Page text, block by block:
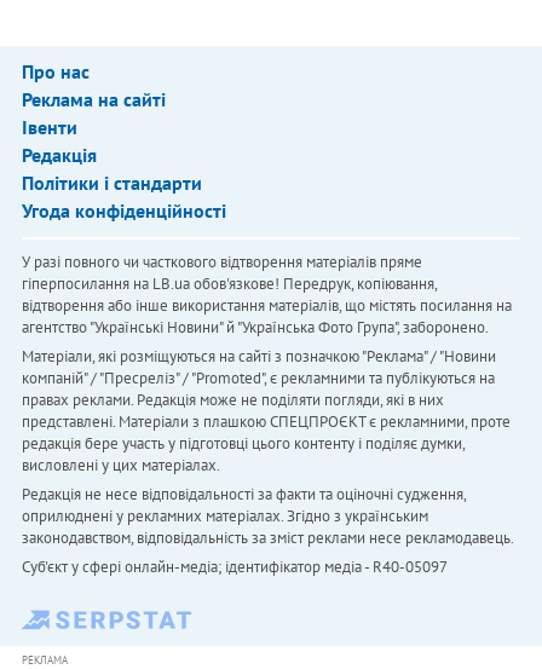
Про нас
Реклама на сайті
Івенти
Редакція
Політики і стандарти
Угода конфіденційності
У разі повного чи часткового відтворення матеріалів пряме
гіперпосилання на LB.ua обов'язкове! Передрук, копіювання,
відтворення або інше використання матеріалів, що містять посилання на
агентство "Українськi Новини" й "Українська Фото Група", заборонено.
Матеріали, які розміщуються на сайті з позначкою "Реклама" / "Новини
компаній" / "Пресреліз" / "Promoted", є рекламними та публікуються на
правах реклами. Редакція може не поділяти погляди, які в них
представлені. Матеріали з плашкою СПЕЦПРОЄКТ є рекламними, проте
редакція бере участь у підготовці цього контенту і поділяє думки,
висловлені у цих матеріалах.
Редакція не несе відповідальності за факти та оціночні судження,
оприлюднені у рекламних матеріалах. Згідно з українським
законодавством, відповідальність за зміст реклами несе рекламодавець.
Cуб'єкт у сфері онлайн-медіа; ідентифікатор медіа - R40-05097
РЕКЛАМА